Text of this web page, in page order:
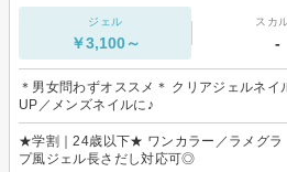
ジェル
￥3,100～
スカ
-
＊男女問わずオススメ＊ クリアジェルネ
UP／メンズネイルに♪
★学割｜24歳以下★ ワンカラー／ラメグラ
プ風ジェル長さだし対応可◎